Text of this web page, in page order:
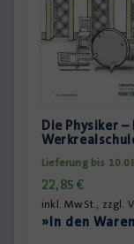
Die Physiker
Lieferung bis
22,85€
inkl. MwSt., zzgl.
»In den